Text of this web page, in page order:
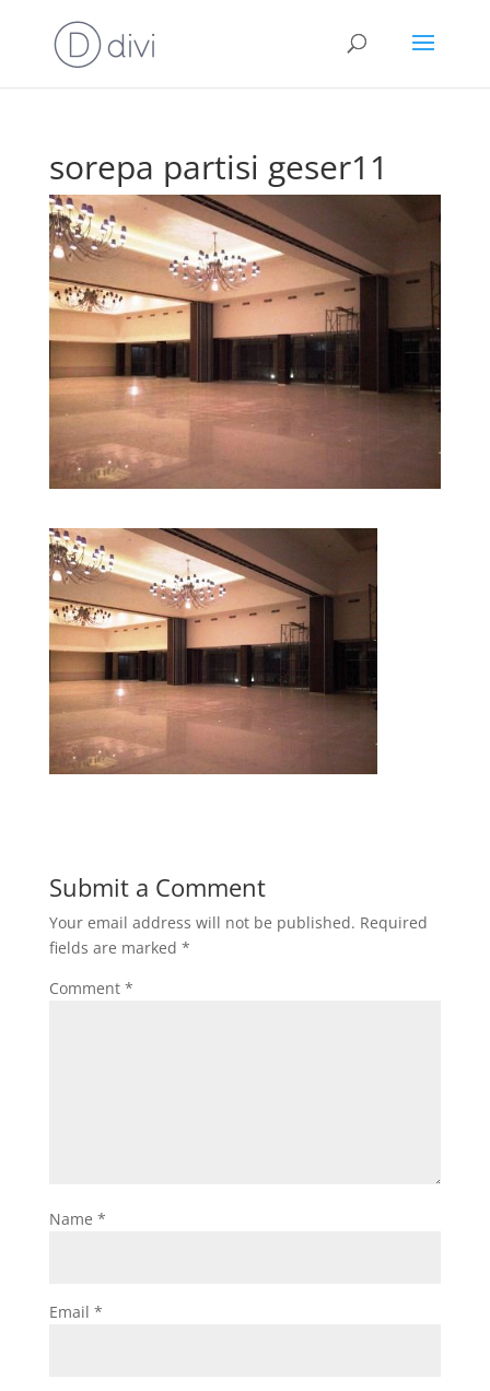
sorepa partisi geser11
Submit a Comment
Your email address will not be published. Required
fields are marked *
Comment *
Name *
Email *